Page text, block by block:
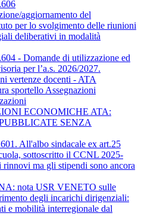
aggiornamento del
per lo svolgimento delle riunioni
deliberativi in modalità
- Domande di utilizzazione ed
per l’a.s. 2026/2027.
vertenze docenti - ATA
sportello Assegnazioni
ECONOMICHE ATA:
SENZA
All'albo sindacale ex art.25
sottoscritto il CCNL 2025-
rinnovi ma gli stipendi sono ancora
nota USR VENETO sulle
degli incarichi dirigenziali:
e mobilità interregionale dal